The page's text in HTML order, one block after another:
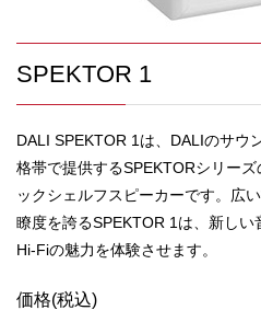
SPEKTOR 1
DALI SPEKTOR 1は、DALIのサウ
格帯で提供するSPEKTORシリー
ックシェルフスピーカーです。広
瞭度を誇るSPEKTOR 1は、新し
Hi-Fiの魅力を体験させます。
価格(税込)